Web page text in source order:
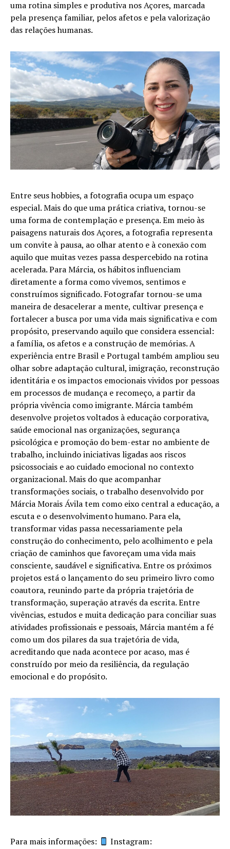
uma rotina simples e produtiva nos Açores, marcada
pela presença familiar, pelos afetos e pela valorização
das relações humanas.
Entre seus hobbies, a fotografia ocupa um espaço
especial. Mais do que uma prática criativa, tornou-se
uma forma de contemplação e presença. Em meio às
paisagens naturais dos Açores, a fotografia representa
um convite à pausa, ao olhar atento e à conexão com
aquilo que muitas vezes passa despercebido na rotina
acelerada. Para Márcia, os hábitos influenciam
diretamente a forma como vivemos, sentimos e
construímos significado. Fotografar tornou-se uma
maneira de desacelerar a mente, cultivar presença e
fortalecer a busca por uma vida mais significativa e com
propósito, preservando aquilo que considera essencial:
a família, os afetos e a construção de memórias. A
experiência entre Brasil e Portugal também ampliou seu
olhar sobre adaptação cultural, imigração, reconstrução
identitária e os impactos emocionais vividos por pessoas
em processos de mudança e recomeço, a partir da
própria vivência como imigrante. Márcia também
desenvolve projetos voltados à educação corporativa,
saúde emocional nas organizações, segurança
psicológica e promoção do bem-estar no ambiente de
trabalho, incluindo iniciativas ligadas aos riscos
psicossociais e ao cuidado emocional no contexto
organizacional. Mais do que acompanhar
transformações sociais, o trabalho desenvolvido por
Márcia Morais Ávila tem como eixo central a educação, a
escuta e o desenvolvimento humano. Para ela,
transformar vidas passa necessariamente pela
construção do conhecimento, pelo acolhimento e pela
criação de caminhos que favoreçam uma vida mais
consciente, saudável e significativa. Entre os próximos
projetos está o lançamento do seu primeiro livro como
coautora, reunindo parte da própria trajetória de
transformação, superação através da escrita. Entre
vivências, estudos e muita dedicação para conciliar suas
atividades profissionais e pessoais, Márcia mantém a fé
como um dos pilares da sua trajetória de vida,
acreditando que nada acontece por acaso, mas é
construído por meio da resiliência, da regulação
emocional e do propósito.
Para mais informações:
Instagram: